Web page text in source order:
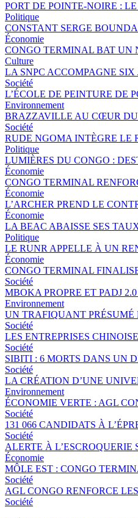
PORT DE POINTE-NOIRE :
Politique
CONSTANT SERGE
Économie
CONGO TERMINAL BAT UN
Culture
LA SNPC ACCOMPAGNE
Société
L’ÉCOLE DE PEINTURE DE
Environnement
BRAZZAVILLE AU CŒUR DU
Société
RUDE NGOMA INTÈGRE LE
Politique
LUMIÈRES DU CONGO :
Économie
CONGO TERMINAL
Économie
L’ARCHER PREND LE
Économie
LA BEAC ABAISSE SES
Politique
LE RUNR APPELLE À UN
Économie
CONGO TERMINAL
Société
MBOKA PROPRE ET PADJ
Environnement
UN TRAFIQUANT
Société
LES ENTREPRISES
Société
SIBITI : 6 MORTS DANS UN
Société
LA CRÉATION D’UNE
Environnement
ÉCONOMIE VERTE : AGL
Société
131 066 CANDIDATS À
Société
ALERTE À
Économie
MÔLE EST : CONGO
Société
AGL CONGO RENFORCE
Société